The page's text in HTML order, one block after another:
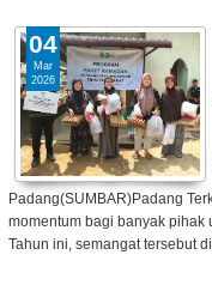
Padang(SUMBAR)Padang
momentum bagi banyak pihak
Tahun ini, semangat tersebut
04
Mar
2026